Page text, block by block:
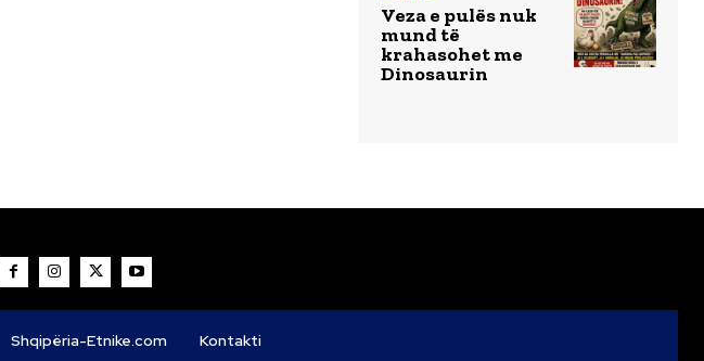
Veza e pulës nuk
mund të
krahasohet me
Dinosaurin
Shqipëria-Etnike.com Kontakti